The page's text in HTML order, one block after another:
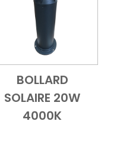
Add to Cart
Vue
BOLLARD
SOLAIRE 20W
4000K